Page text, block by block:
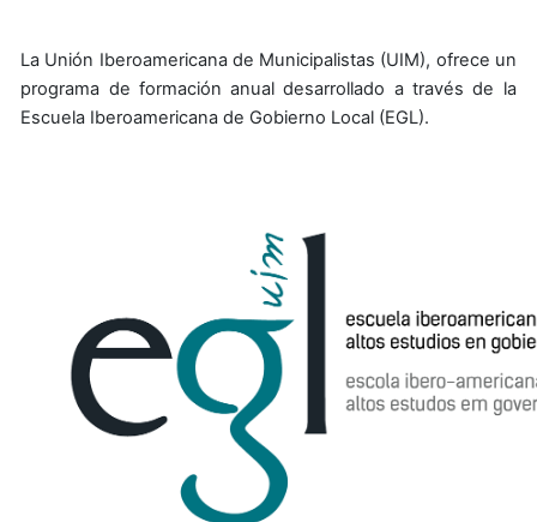
La Unión Iberoamericana de Municipalistas (UIM), ofrece un
programa de formación anual desarrollado a través de la
Escuela Iberoamericana de Gobierno Local (EGL).